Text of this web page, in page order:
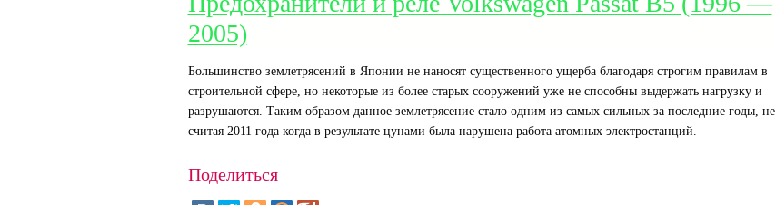
2005)
Большинство землетрясений в Японии не наносят существенного ущерба благодаря строгим правилам в
строительной сфере, но некоторые из более старых сооружений уже не способны выдержать нагрузку и
разрушаются. Таким образом данное землетрясение стало одним из самых сильных за последние годы, не
считая 2011 года когда в результате цунами была нарушена работа атомных электростанций.
Поделиться